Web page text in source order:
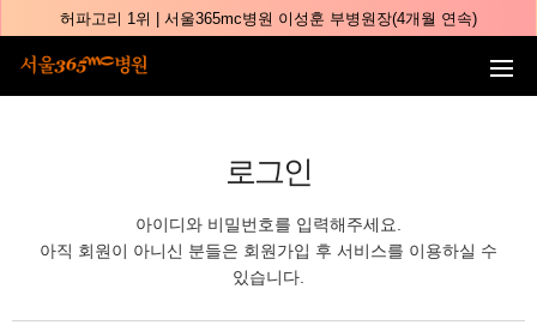
허파고리 1위 | 서울365mc병원 이성훈 부병원장(4개월 연속)
얼굴지방흡입 1위 | 서울365mc병원 서성익 원장(3년 연속)
🏆대한민국 첫번째 '병원급' 지방흡입 병원🏆
🏆대한민국 최다 지방흡입 케이스 370,884건🏆
🏆서울365mc병원 부위별 최다 지방흡입 집도의 4관왕!! (2026년 7월 기준)
본문 바로가기
로그인
아이디와 비밀번호를 입력해주세요.
아직 회원이 아니신 분들은 회원가입 후 서비스를 이용하실 수
있습니다.